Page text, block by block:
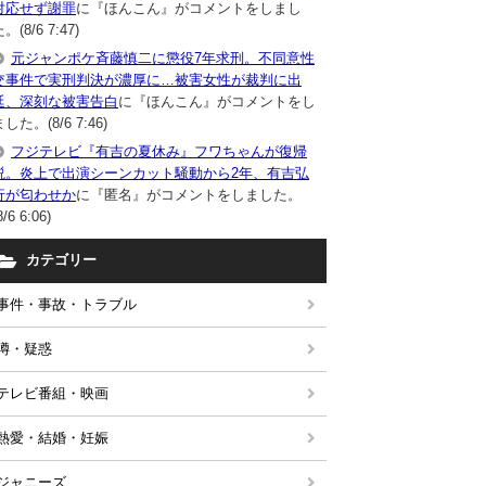
応せず謝罪に『ほんこん』がコメントをしまし
。(8/6 7:47)
元ジャンポケ斉藤慎二に懲役7年求刑。不同意性
事件で実刑判決が濃厚に…被害女性が裁判に出
、深刻な被害告白に『ほんこん』がコメントをし
した。(8/6 7:46)
フジテレビ『有吉の夏休み』フワちゃんが復帰
。炎上で出演シーンカット騒動から2年、有吉弘
が匂わせかに『匿名』がコメントをしました。
6 6:06)
カテゴリー
件・事故・トラブル
・疑惑
レビ番組・映画
愛・結婚・妊娠
ャニーズ